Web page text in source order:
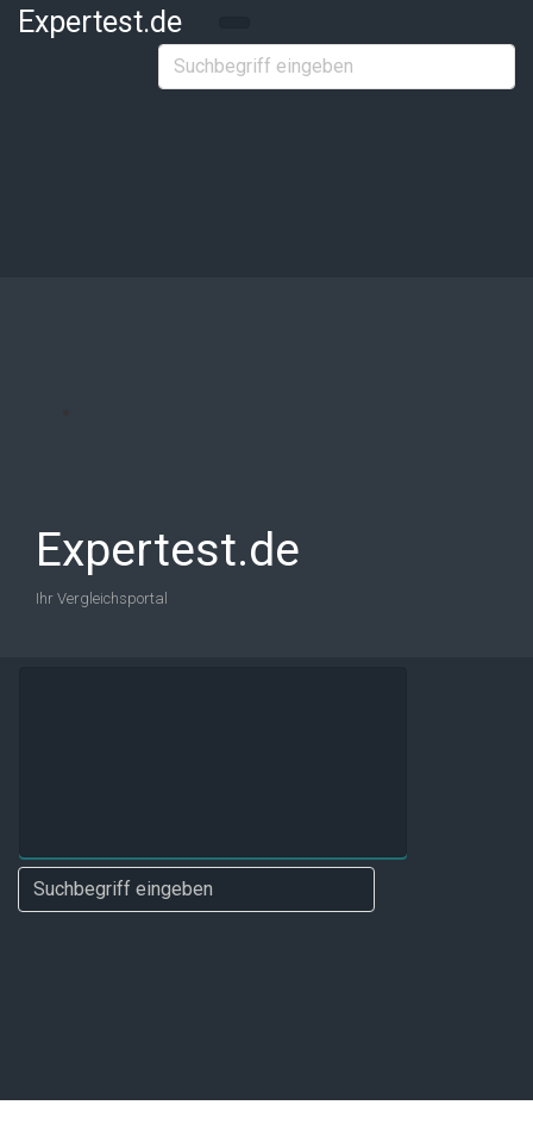
Zum Hauptinhalt springen
Expertest.de
Expertest.de
Ihr Vergleichsportal